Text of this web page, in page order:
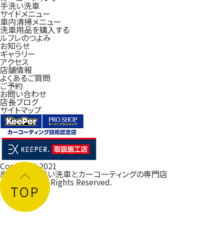
手洗い洗車
サイドメニュー
車内清掃メニュー
洗車用品を購入する
ルフレのつよみ
お知らせ
ギャラリー
アクセス
店舗情報
よくあるご質問
ご予約
お問い合わせ
店長ブログ
サイトマップ
Copyright 2021
岸和田の手洗い洗車とカーコーティングの専門店
ルフレ大阪 All Rights Reserved.